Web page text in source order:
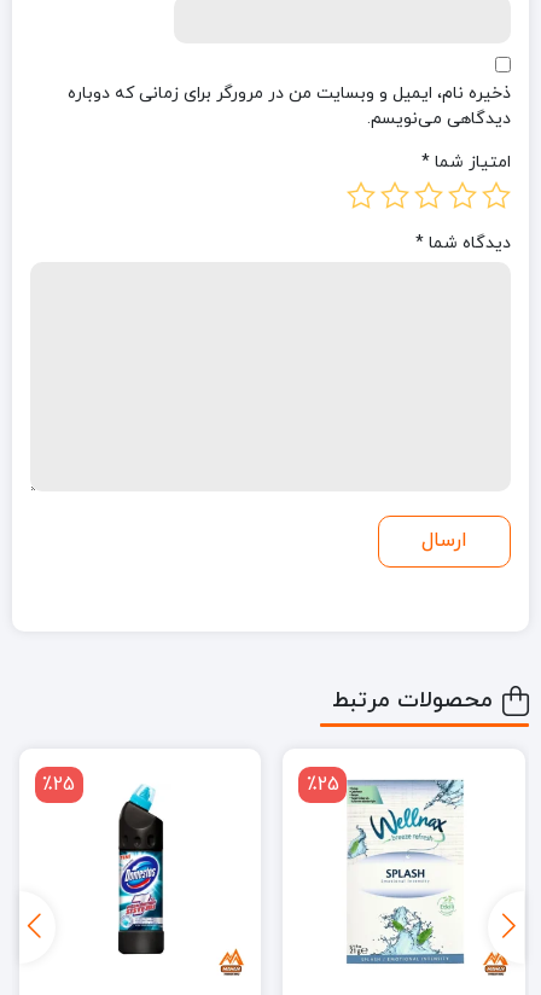
ذخیره نام، ایمیل و وبسایت من در مرورگر برای زمانی که دوباره
دیدگاهی می‌نویسم.
امتیاز شما *
دیدگاه شما *
محصولات مرتبط
٪25 ٪25